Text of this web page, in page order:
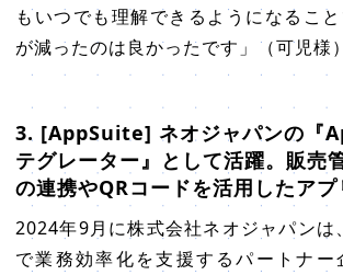
もいつでも理解できるようになるこ
が減ったのは良かったです」（可児様）
3. [AppSuite] ネオジャパンの『
テグレーター』として活躍。販売
の連携やQRコードを活用したアプ
2024年9月に株式会社ネオジャパンは
で業務効率化を支援するパートナー